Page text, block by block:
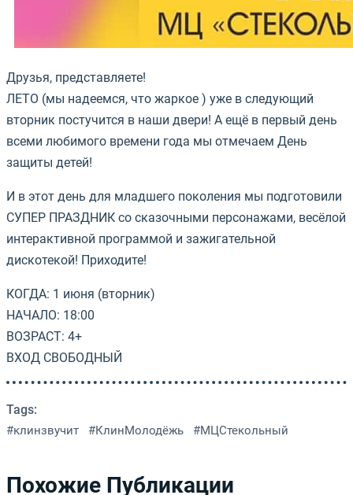
Друзья, представляете!
ЛЕТО (мы надеемся, что жаркое ) уже в следующий
вторник постучится в наши двери! А ещё в первый день
всеми любимого времени года мы отмечаем День
защиты детей!
И в этот день для младшего поколения мы подготовили
СУПЕР ПРАЗДНИК со сказочными персонажами, весёлой
интерактивной программой и зажигательной
дискотекой! Приходите!
КОГДА: 1 июня (вторник)
НАЧАЛО: 18:00
ВОЗРАСТ: 4+
ВХОД СВОБОДНЫЙ
Tags:
#клинзвучит #КлинМолодёжь #МЦСтекольный
Похожие Публикации